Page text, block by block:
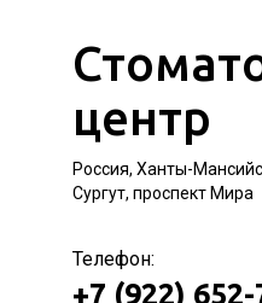
центр
Россия, Ханты-
Сургут, проспект Мира
Телефон:
+7 (922) 652-